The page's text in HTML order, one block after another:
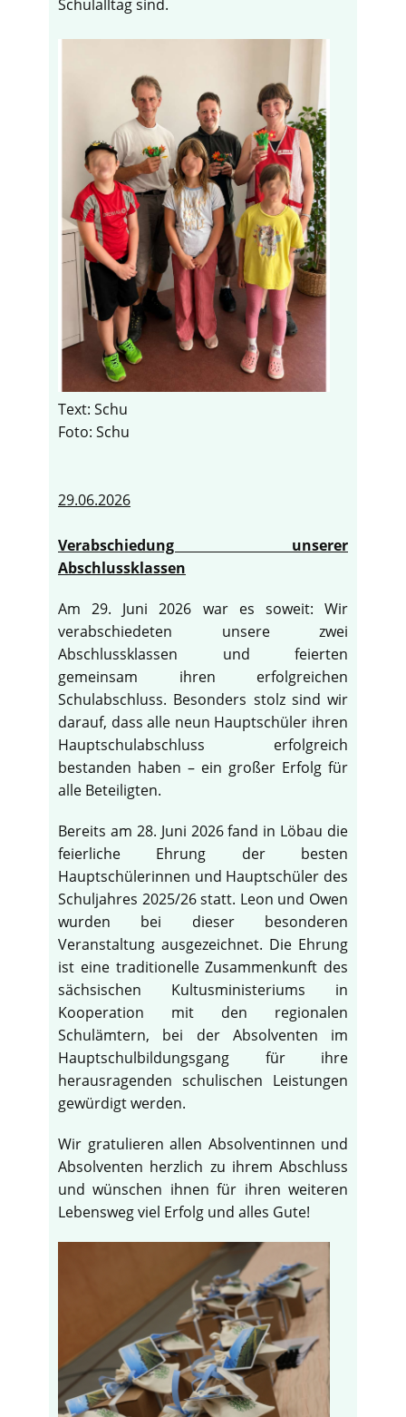
Schulalltag sind.
Text: Schu
Foto: Schu
29.06.2026
Verabschiedung unserer
Abschlussklassen
Am 29. Juni 2026 war es soweit: Wir
verabschiedeten unsere zwei
Abschlussklassen und feierten
gemeinsam ihren erfolgreichen
Schulabschluss. Besonders stolz sind wir
darauf, dass alle neun Hauptschüler ihren
Hauptschulabschluss erfolgreich
bestanden haben – ein großer Erfolg für
alle Beteiligten.
Bereits am 28. Juni 2026 fand in Löbau die
feierliche Ehrung der besten
Hauptschülerinnen und Hauptschüler des
Schuljahres 2025/26 statt. Leon und Owen
wurden bei dieser besonderen
Veranstaltung ausgezeichnet. Die Ehrung
ist eine traditionelle Zusammenkunft des
sächsischen Kultusministeriums in
Kooperation mit den regionalen
Schulämtern, bei der Absolventen im
Hauptschulbildungsgang für ihre
herausragenden schulischen Leistungen
gewürdigt werden.
Wir gratulieren allen Absolventinnen und
Absolventen herzlich zu ihrem Abschluss
und wünschen ihnen für ihren weiteren
Lebensweg viel Erfolg und alles Gute!